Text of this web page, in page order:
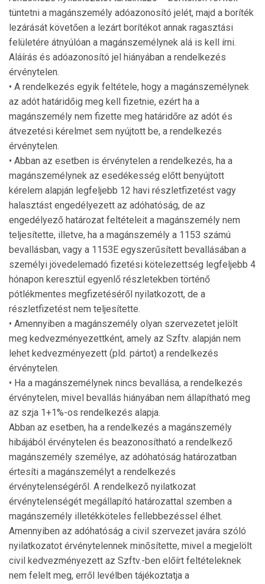
tüntetni a magánszemély adóazonosító jelét, majd a boríték
lezárását követően a lezárt borítékot annak ragasztási
felületére átnyúlóan a magánszemélynek alá is kell írni.
Aláírás és adóazonosító jel hiányában a rendelkezés
érvénytelen.
• A rendelkezés egyik feltétele, hogy a magánszemélynek
az adót határidőig meg kell fizetnie, ezért ha a
magánszemély nem fizette meg határidőre az adót és
átvezetési kérelmet sem nyújtott be, a rendelkezés
érvénytelen.
• Abban az esetben is érvénytelen a rendelkezés, ha a
magánszemélynek az esedékesség előtt benyújtott
kérelem alapján legfeljebb 12 havi részletfizetést vagy
halasztást engedélyezett az adóhatóság, de az
engedélyező határozat feltételeit a magánszemély nem
teljesítette, illetve, ha a magánszemély a 1153 számú
bevallásban, vagy a 1153E egyszerűsített bevallásában a
személyi jövedelemadó fizetési kötelezettség legfeljebb 4
hónapon keresztül egyenlő részletekben történő
pótlékmentes megfizetéséről nyilatkozott, de a
részletfizetést nem teljesítette.
• Amennyiben a magánszemély olyan szervezetet jelölt
meg kedvezményezettként, amely az Szftv. alapján nem
lehet kedvezményezett (pld. pártot) a rendelkezés
érvénytelen.
• Ha a magánszemélynek nincs bevallása, a rendelkezés
érvénytelen, mivel bevallás hiányában nem állapítható meg
az szja 1+1%-os rendelkezés alapja.
Abban az esetben, ha a rendelkezés a magánszemély
hibájából érvénytelen és beazonosítható a rendelkező
magánszemély személye, az adóhatóság határozatban
értesíti a magánszemélyt a rendelkezés
érvénytelenségéről. A rendelkező nyilatkozat
érvénytelenségét megállapító határozattal szemben a
magánszemély illetékköteles fellebbezéssel élhet.
Amennyiben az adóhatóság a civil szervezet javára szóló
nyilatkozatot érvénytelennek minősítette, mivel a megjelölt
civil kedvezményezett az Szftv.-ben előírt feltételeknek
nem felelt meg, erről levélben tájékoztatja a